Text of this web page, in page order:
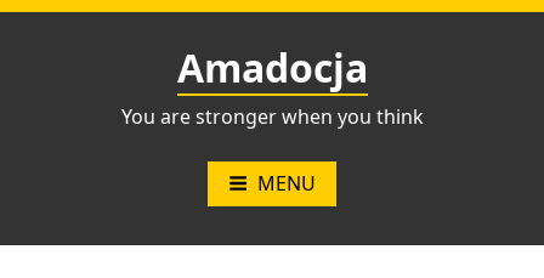
Przejdź
Amadocja
You are stronger when you think
MENU